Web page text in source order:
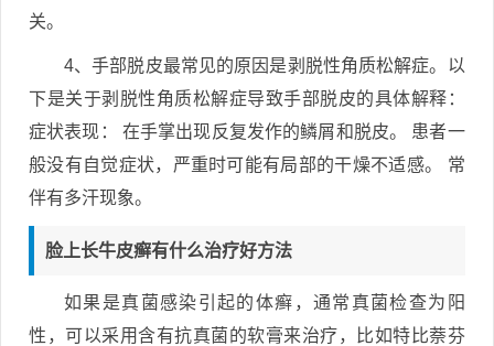
关。
4、手部脱皮最常见的原因是剥脱性角质松解症。以
下是关于剥脱性角质松解症导致手部脱皮的具体解释：
症状表现： 在手掌出现反复发作的鳞屑和脱皮。 患者一
般没有自觉症状，严重时可能有局部的干燥不适感。 常
伴有多汗现象。
脸上长牛皮癣有什么治疗好方法
如果是真菌感染引起的体癣，通常真菌检查为阳
性，可以采用含有抗真菌的软膏来治疗，比如特比萘芬